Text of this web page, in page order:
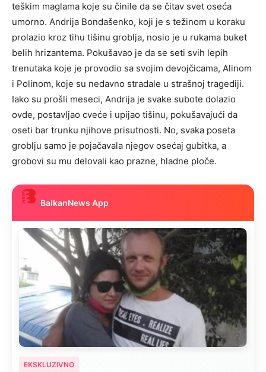
teškim maglama koje su činile da se čitav svet oseća
umorno. Andrija Bondašenko, koji je s težinom u koraku
prolazio kroz tihu tišinu groblja, nosio je u rukama buket
belih hrizantema. Pokušavao je da se seti svih lepih
trenutaka koje je provodio sa svojim devojčicama, Alinom
i Polinom, koje su nedavno stradale u strašnoj tragediji.
Iako su prošli meseci, Andrija je svake subote dolazio
ovde, postavljao cveće i upijao tišinu, pokušavajući da
oseti bar trunku njihove prisutnosti. No, svaka poseta
groblju samo je pojačavala njegov osećaj gubitka, a
grobovi su mu delovali kao prazne, hladne ploče.
BalkanNews App
EKSKLUZIVNO